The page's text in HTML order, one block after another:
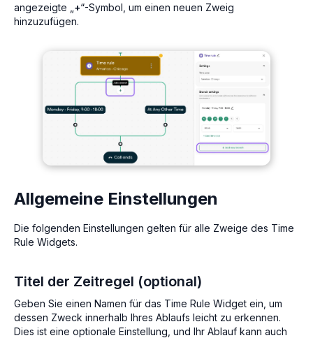
angezeigte „ +“-Symbol, um einen neuen Zweig
hinzuzufügen.
Allgemeine Einstellungen
Die folgenden Einstellungen gelten für alle Zweige des Time
Rule Widgets.
Titel der Zeitregel (optional)
Geben Sie einen Namen für das Time Rule Widget ein, um
dessen Zweck innerhalb Ihres Ablaufs leicht zu erkennen.
Dies ist eine optionale Einstellung, und Ihr Ablauf kann auch